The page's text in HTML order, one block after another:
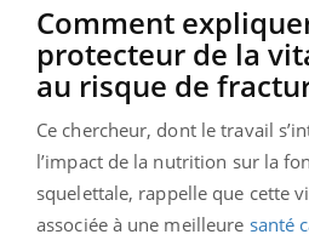
Comment
protecteur de la
au risque de
Ce chercheur, dont le travail
l’impact de la nutrition sur la
squelettale, rappelle que cette
associée à une meilleure santé